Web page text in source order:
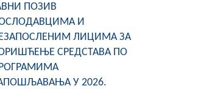
ПОЗИВ
И
ЛИЦИМА ЗА
СРЕДСТАВА ПО
У 2026.